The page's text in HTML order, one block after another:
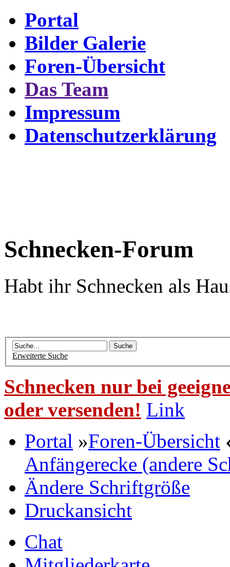
Portal
Bilder Galerie
Foren-Übersicht
Das Team
Impressum
Datenschutzerklärung
Schnecken-Forum
Habt ihr Schnecken als
Erweiterte Suche
Schnecken nur bei
oder versenden! Link
Portal »Foren-Übersicht
Anfängerecke (andere
Ändere Schriftgröße
Druckansicht
Chat